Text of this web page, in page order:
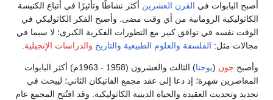
أصبح البابوات في القرن العشرين أكثر نشاطًا وتأثيرًا في أتباع الكنيسة
الكاثوليكية الرومانية من أي وقت مضى. وأصبح الفكر الكاثوليكي في
الوقت نفسه في توافق كبير مع التطورات الفكرية الكبرى؛ لا سيما في
مجالات مثل: الفلسفة والعلوم الطبيعية والتاريخ والدراسات الإنجيلية.
وأصبح جون (يوحنا
) الثالث والعشرون (1958 - 1963م) أكثر البابوات
المعاصرين شهرة؛ إذ دعا إلى عقد مجمع الفاتيكان الثاني؛ ليبحث في
تجديد وتحديث العقيدة والحياة الدينية الكاثوليكية. وقد افتُتح المجمع عام